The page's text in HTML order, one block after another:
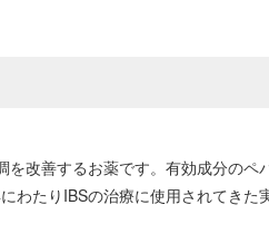
改善するお薬です。有効成分の
たりIBSの治療に使用されてきた